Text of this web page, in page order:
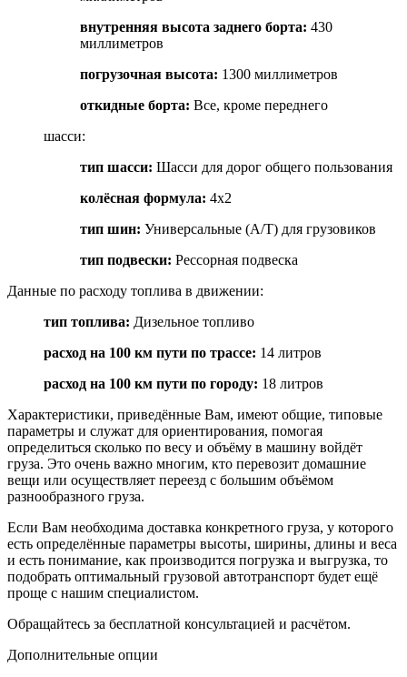
внутренняя высота заднего борта: 430
миллиметров
погрузочная высота: 1300 миллиметров
откидные борта: Все, кроме переднего
шасси:
тип шасси: Шасси для дорог общего пользования
колёсная формула: 4x2
тип шин: Универсальные (A/T) для грузовиков
тип подвески: Рессорная подвеска
Данные по расходу топлива в движении:
тип топлива: Дизельное топливо
расход на 100 км пути по трассе: 14 литров
расход на 100 км пути по городу: 18 литров
Характеристики, приведённые Вам, имеют общие, типовые
параметры и служат для ориентирования, помогая
определиться сколько по весу и объёму в машину войдёт
груза. Это очень важно многим, кто перевозит домашние
вещи или осуществляет переезд с большим объёмом
разнообразного груза.
Если Вам необходима доставка конкретного груза, у которого
есть определённые параметры высоты, ширины, длины и веса
и есть понимание, как производится погрузка и выгрузка, то
подобрать оптимальный грузовой автотранспорт будет ещё
проще с нашим специалистом.
Обращайтесь за бесплатной консультацией и расчётом.
Дополнительные опции